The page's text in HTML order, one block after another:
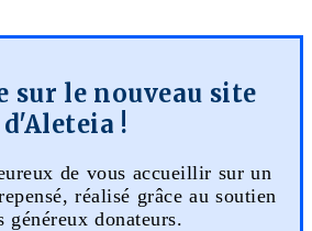
sur le nouveau site
d'Aleteia !
de vous accueillir sur un
réalisé grâce au soutien
généreux donateurs.